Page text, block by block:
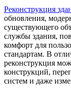
Реконструкция
обновления,
существующего
службы здания,
комфорт для
стандартам. В
реконструкция
конструкций,
систем и даже